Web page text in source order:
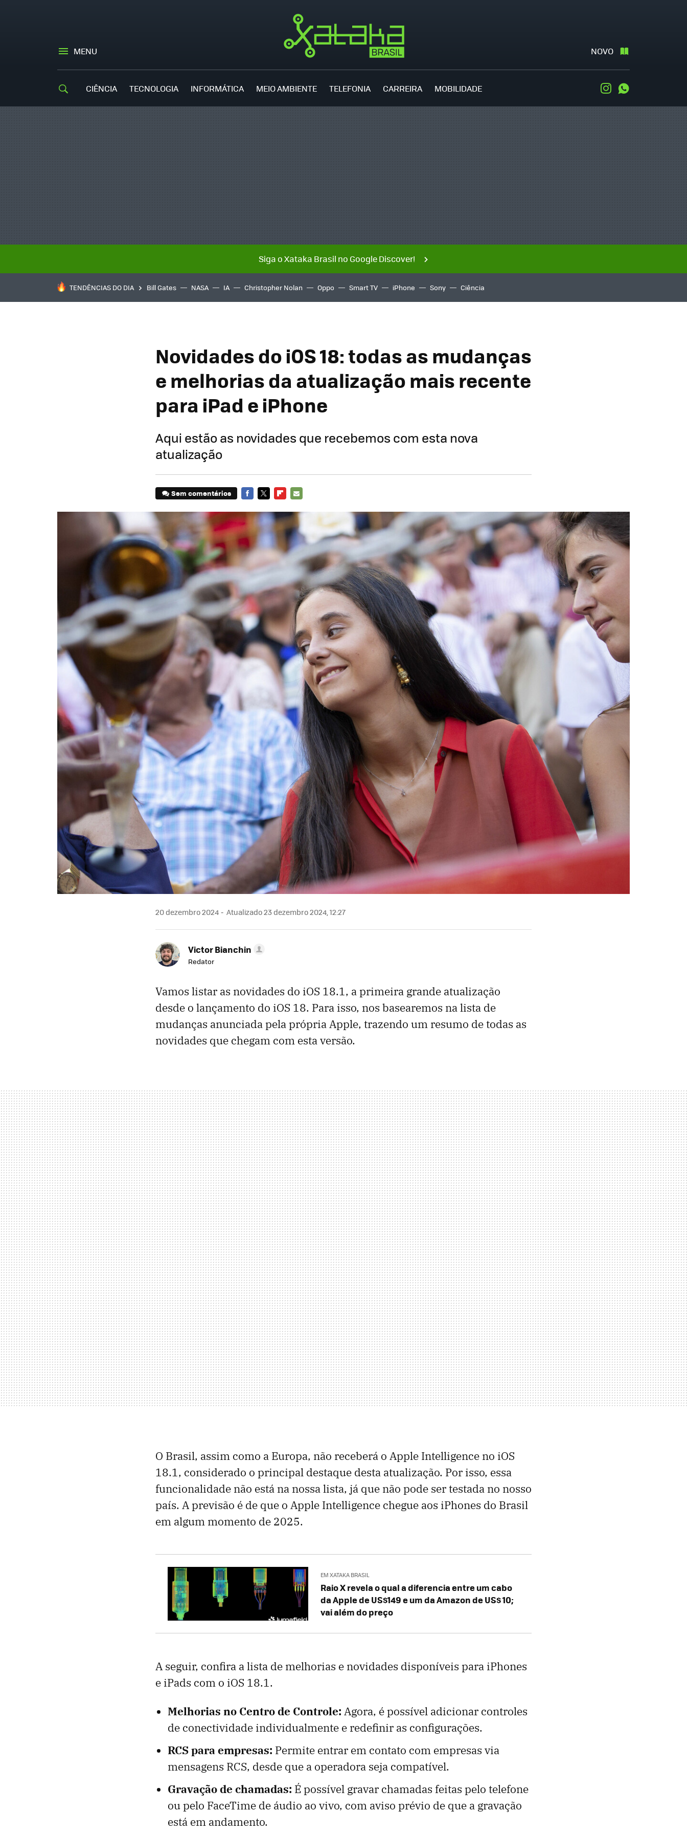
MENU NOVO
CIÊNCIA TECNOLOGIA INFORMÁTICA MEIO AMBIENTE TELEFONIA CARREIRA MOBILIDADE Instagram
Siga o Xataka Brasil no Google Discover!
TENDÊNCIAS DO DIA Bill Gates NASA IA Christopher Nolan Oppo Smart TV iPhone Sony Ciência
Novidades do iOS 18: todas as mudanças
e melhorias da atualização mais recente
para iPad e iPhone
Aqui estão as novidades que recebemos com esta nova
atualização
Sem comentários
MAIL
20 dezembro 2024 Atualizado 23 dezembro 2024, 12:27
Victor Bianchin
Redator
Vamos listar as novidades do iOS 18.1, a primeira grande atualização
desde o lançamento do iOS 18. Para isso, nos basearemos na lista de
mudanças anunciada pela própria Apple, trazendo um resumo de todas as
novidades que chegam com esta versão.
O Brasil, assim como a Europa, não receberá o Apple Intelligence no iOS
18.1, considerado o principal destaque desta atualização. Por isso, essa
funcionalidade não está na nossa lista, já que não pode ser testada no nosso
país. A previsão é de que o Apple Intelligence chegue aos iPhones do Brasil
em algum momento de 2025.
EM XATAKA BRASIL
Raio X revela o qual a diferencia entre um cabo
da Apple de US$149 e um da Amazon de US$ 10;
vai além do preço
A seguir, confira a lista de melhorias e novidades disponíveis para iPhones
e iPads com o iOS 18.1.
Melhorias no Centro de Controle: Agora, é possível adicionar controles
de conectividade individualmente e redefinir as configurações.
RCS para empresas: Permite entrar em contato com empresas via
mensagens RCS, desde que a operadora seja compatível.
Gravação de chamadas: É possível gravar chamadas feitas pelo telefone
ou pelo FaceTime de áudio ao vivo, com aviso prévio de que a gravação
está em andamento.